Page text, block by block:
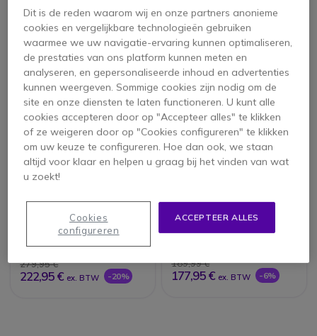
2 producten
4 van 1 Reviews
279,95 €
222,95 € ex. BTW -20%
voor Snom C520
189,99 €
177,95 € ex. BTW -6%
Dit is de reden waarom wij en onze partners anonieme
cookies en vergelijkbare technologieën gebruiken
waarmee we uw navigatie-ervaring kunnen optimaliseren,
de prestaties van ons platform kunnen meten en
analyseren, en gepersonaliseerde inhoud en advertenties
kunnen weergeven. Sommige cookies zijn nodig om de
site en onze diensten te laten functioneren. U kunt alle
cookies accepteren door op "Accepteer alles" te klikken
of ze weigeren door op "Cookies configureren" te klikken
om uw keuze te configureren. Hoe dan ook, we staan
altijd voor klaar en helpen u graag bij het vinden van wat
u zoekt!
ACCEPTEER ALLES
Cookies
configureren